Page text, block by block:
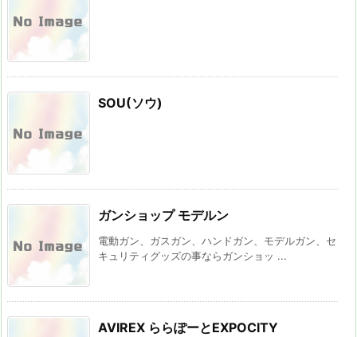
SOU(ソウ)
ガンショップ モデルン
電動ガン、ガスガン、ハンドガン、モデルガン、セ
キュリティグッズの事ならガンショッ ...
AVIREX ららぽーとEXPOCITY